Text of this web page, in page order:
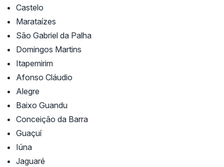
Castelo
Marataízes
São Gabriel da Palha
Domingos Martins
Itapemirim
Afonso Cláudio
Alegre
Baixo Guandu
Conceição da Barra
Guaçuí
Iúna
Jaguaré